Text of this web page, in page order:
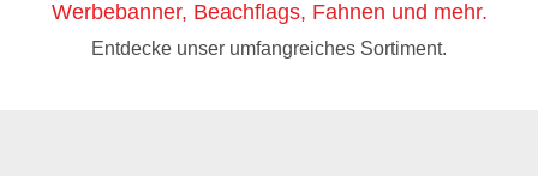
Werbebanner, Beachflags, Fahnen und mehr.
Entdecke unser umfangreiches Sortiment.